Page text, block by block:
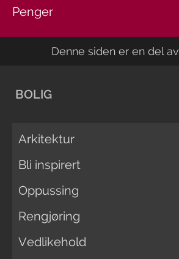
Penger
Denne siden er en del av
BOLIG
Arkitektur
Bli inspirert
Oppussing
Rengjøring
Vedlikehold